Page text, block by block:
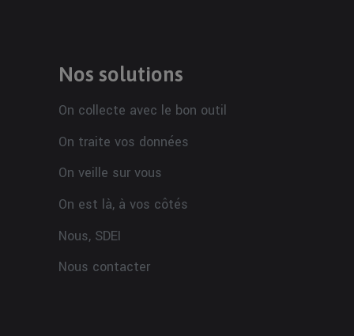
Nos solutions
On collecte avec le bon outil
On traite vos données
On veille sur vous
On est là, à vos côtés
Nous, SDEI
Nous contacter